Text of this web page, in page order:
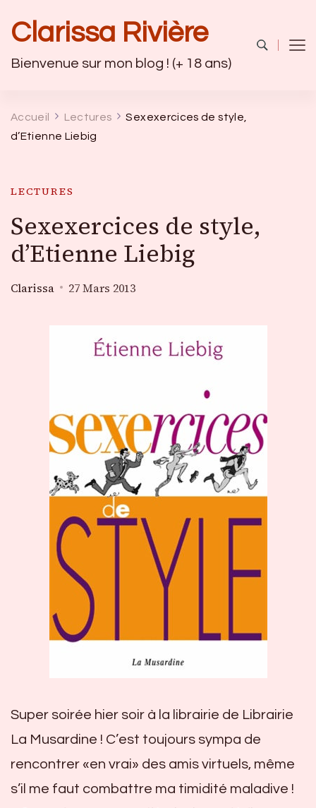
Clarissa Rivière
Bienvenue sur mon blog ! (+ 18 ans)
Accueil Lectures
Sexexercices de style,
d’Etienne Liebig
LECTURES
Sexexercices de style,
d’Etienne Liebig
Clarissa 27 Mars 2013
Super soirée hier soir à la librairie de Librairie
La Musardine ! C’est toujours sympa de
rencontrer «en vrai» des amis virtuels, même
s’il me faut combattre ma timidité maladive !